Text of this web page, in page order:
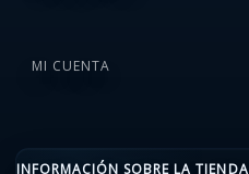
MI CUENTA
INFORMACIÓN SOBRE LA TIENDA